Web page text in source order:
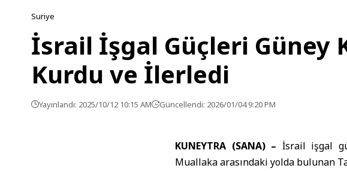
Suriye
İsrail İşgal Güçleri Güney
Kurdu ve İlerledi
Yayınlandı: 2025/10/12 10:15 AM Güncellendi: 2026/01/04 9:20 PM
KUNEYTRA (SANA) – İsrail işgal
Muallaka arasındaki yolda bulunan